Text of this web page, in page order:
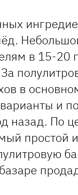
в 15-20
в
и
назад. По
простой